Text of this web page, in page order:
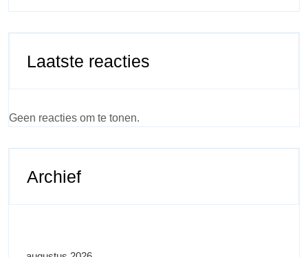
Laatste reacties
Geen reacties om te tonen.
Archief